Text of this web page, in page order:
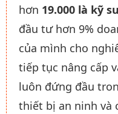
hơn 19.000 là kỹ
đầu tư hơn 9%
của mình cho
tiếp tục nâng cấp
luôn đứng đầu
thiết bị an ninh và